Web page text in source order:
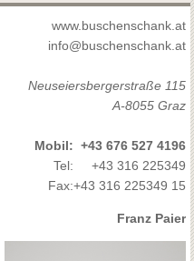
www.buschenschank.at
info@buschenschank.at
Neuseiersbergerstraße 115
A-8055 Graz
Mobil: +43 676 527 4196
Tel:
+43 316 225349
Fax:+43 316 225349 15
Franz Paier